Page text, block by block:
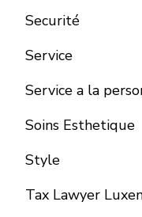
Securité
Service
Service a la
Soins Esthetique
Style
Tax Lawyer